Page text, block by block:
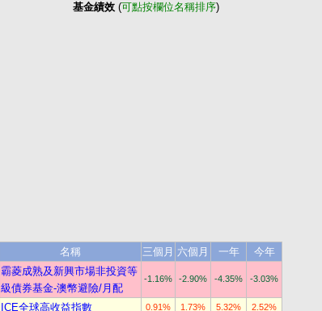
基金績效(可點按欄位名稱排序)
名稱 三個月 六個月 一年
今年
霸菱成熟及新興市場非投資等
級債券基金-澳幣避險/月配
-1.16% -2.90% -4.35% -3.03%
ICE全球高收益指數 0.91% 1.73% 5.32% 2.52%